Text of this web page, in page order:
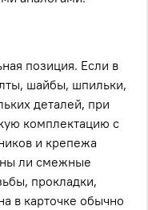
позиция. Если в
шайбы, шпильки,
деталей, при
комплектацию с
и крепежа
ли смежные
прокладки,
в карточке обычно